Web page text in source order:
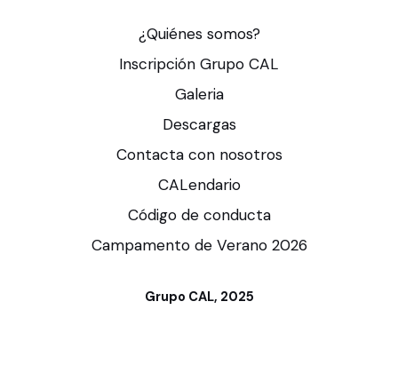
¿Quiénes somos?
Inscripción Grupo CAL
Galeria
Descargas
Contacta con nosotros
CALendario
Código de conducta
Campamento de Verano 2026
Grupo CAL, 2025